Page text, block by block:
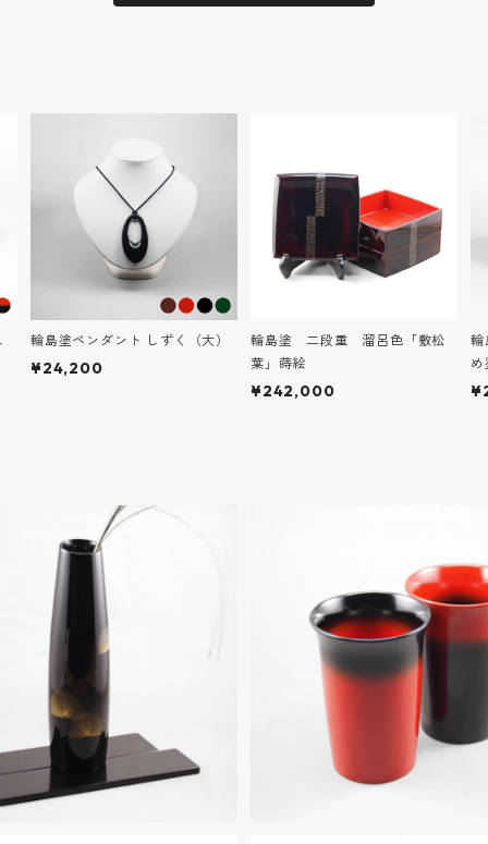
輪島塗ペンダント しずく（大）
¥24,200
輪島塗 二段重 溜呂色「敷松
葉」蒔絵
¥242,000
め
¥66,000
SOLD OUT
輪島塗 端反カップ 特大
［朱×黒］
¥30,800
SOLD OUT